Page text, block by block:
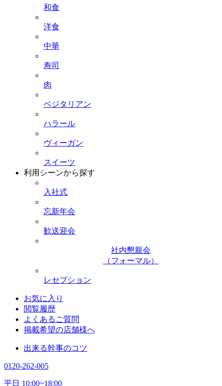
和食
洋食
中華
寿司
肉
ベジタリアン
ハラール
ヴィーガン
スイーツ
利用シーンから探す
入社式
忘新年会
歓送迎会
社内懇親会
（フォーマル）
レセプション
お気に入り
閲覧履歴
よくあるご質問
掲載希望の店舗様へ
出来る幹事のコツ
0120-262-005
平日 10:00~18:00